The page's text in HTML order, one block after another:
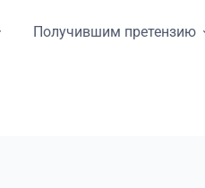
Получившим претензию